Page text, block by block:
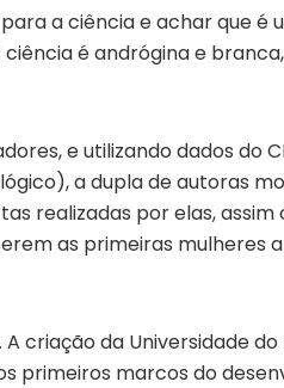
a ciência e achar que é
é andrógina e
e utilizando dados do
a dupla de autoras
realizadas por elas,
as primeiras mulheres
criação da Universidade do
primeiros marcos do